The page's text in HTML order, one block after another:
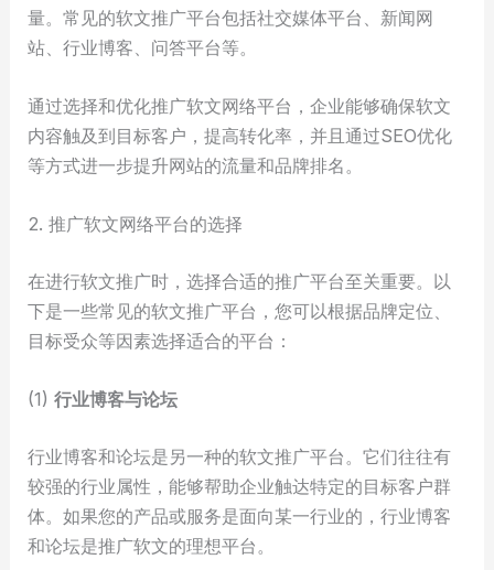
量。常见的软文推广平台包括社交媒体平台、新闻网
站、行业博客、问答平台等。
通过选择和优化推广软文网络平台，企业能够确保软文
内容触及到目标客户，提高转化率，并且通过SEO优化
等方式进一步提升网站的流量和品牌排名。
2. 推广软文网络平台的选择
在进行软文推广时，选择合适的推广平台至关重要。以
下是一些常见的软文推广平台，您可以根据品牌定位、
目标受众等因素选择适合的平台：
(1)行业博客与论坛
行业博客和论坛是另一种的软文推广平台。它们往往有
较强的行业属性，能够帮助企业触达特定的目标客户群
体。如果您的产品或服务是面向某一行业的，行业博客
和论坛是推广软文的理想平台。